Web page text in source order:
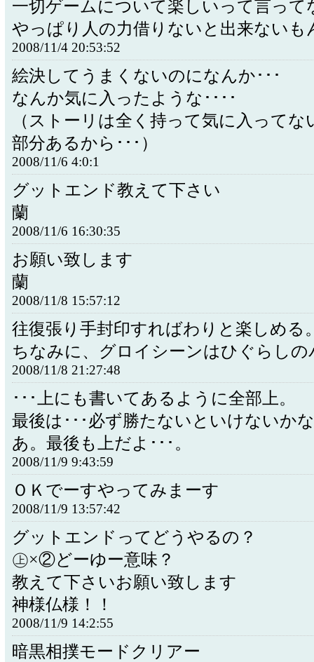
一切ゲームについて楽しいって言って
やっぱり人の力借りないと出来ないも
2008/11/4 20:53:52
絵決してうまくないのになんか･･･
なんか気に入ったような････
（ストーリは全く持って気に入ってな
部分あるから･･･）
2008/11/6 4:0:1
グットエンド教えて下さい
蘭
2008/11/6 16:30:35
お願い致します
蘭
2008/11/8 15:57:12
往復張り手封印すればわりと楽しめる
ちなみに、グロイシーンはひぐらしの
2008/11/8 21:27:48
･･･上にも書いてあるように全部上。
最後は･･･必ず勝たないといけないか
あ。最後も上だよ･･･。
2008/11/9 9:43:59
ＯＫでーすやってみまーす
2008/11/9 13:57:42
グットエンドってどうやるの？
㊤×②どーゆー意味？
教えて下さいお願い致します
神様仏様！！
2008/11/9 14:2:55
暗黒相撲モードクリアー